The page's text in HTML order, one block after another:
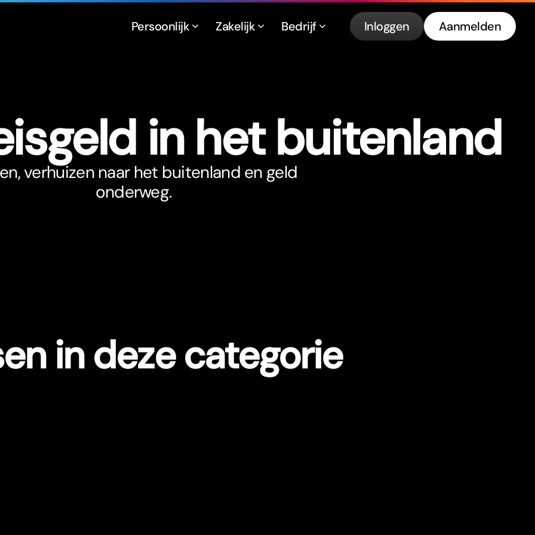
Persoonlijk Zakelijk Bedrijf Inloggen Aanmelden
in het buitenland
verhuizen naar het buitenland en geld
onderweg.
in deze categorie